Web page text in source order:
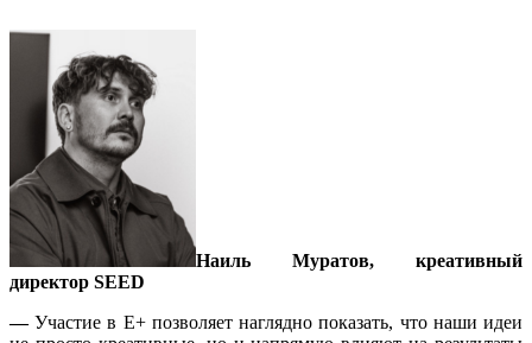
Наиль Муратов, креативный
директор SEED
—Участие в E+ позволяет наглядно показать, что наши идеи